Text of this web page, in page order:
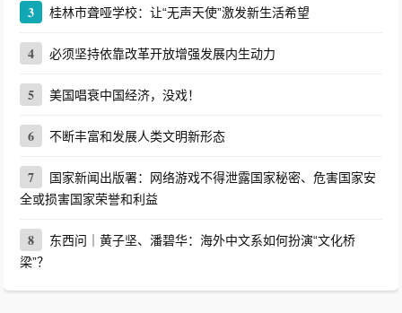
3 桂林市聋哑学校：让“无声天使”激发新生活希望
4 必须坚持依靠改革开放增强发展内生动力
5 美国唱衰中国经济，没戏！
6 不断丰富和发展人类文明新形态
7
国家新闻出版署：网络游戏不得泄露国家秘密、危害国家安
全或损害国家荣誉和利益
8
东西问｜黄子坚、潘碧华：海外中文系如何扮演“文化桥
梁”？